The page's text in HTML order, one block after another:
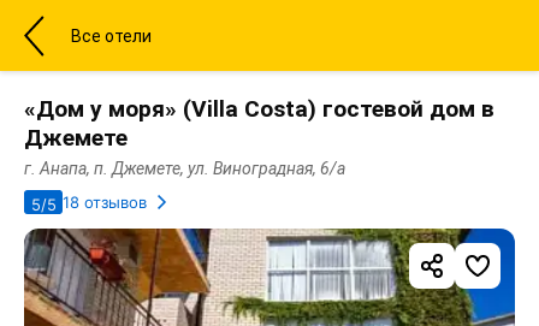
Все отели
«Дом у моря» (Villa Costa) гостевой дом в
Джемете
г. Анапа, п. Джемете, ул. Виноградная, 6/а
5/5 18 отзывов